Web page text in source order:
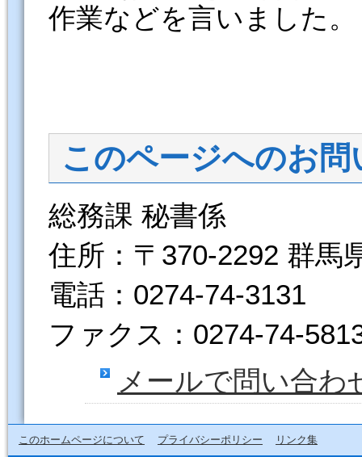
作業などを言いました。
このページへのお問
総務課 秘書係
住所：〒370-2292 群馬
電話：0274-74-3131
ファクス：0274-74-
メールで問い合わ
このホームページについて プライバシーポリシー リンク集